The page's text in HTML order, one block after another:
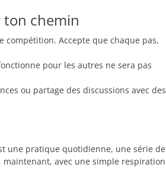
ton chemin
compétition. Accepte que chaque pas,
pour les autres ne sera pas
ou partage des discussions avec des
une pratique quotidienne, une série de
avec une simple respiration